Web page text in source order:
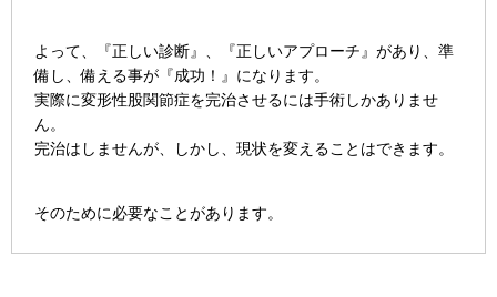
よって、『正しい診断』、『正しいアプローチ』があり、準
備し、備える事が『成功！』になります。
実際に変形性股関節症を完治させるには手術しかありませ
ん。
完治はしませんが、しかし、現状を変えることはできます。
そのために必要なことがあります。